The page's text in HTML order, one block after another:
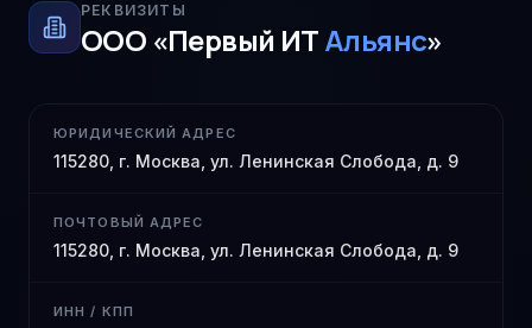
РЕКВИЗИТЫ
ООО «Первый ИТАльянс»
ЮРИДИЧЕСКИЙ АДРЕС
115280, г. Москва, ул. Ленинская Слобода, д. 9
ПОЧТОВЫЙ АДРЕС
115280, г. Москва, ул. Ленинская Слобода, д. 9
ИНН / КПП